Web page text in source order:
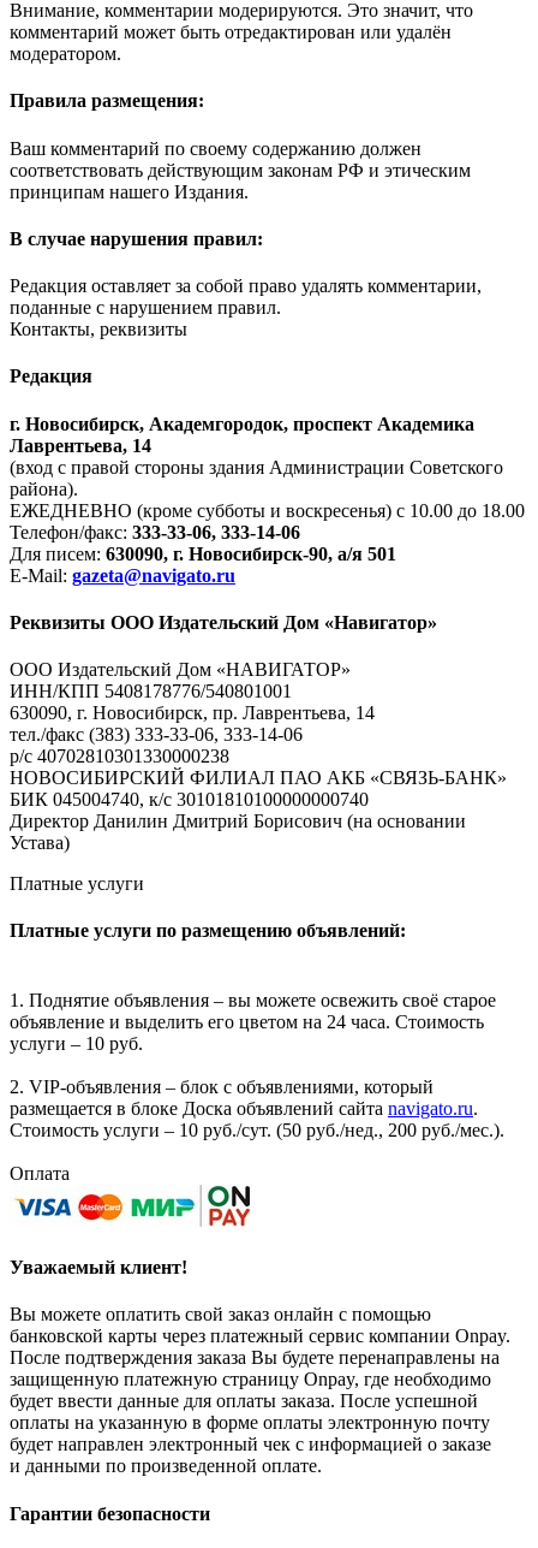
Внимание, комментарии модерируются. Это значит, что
комментарий может быть отредактирован или удалён
модератором.
Правила размещения:
Ваш комментарий по своему содержанию должен
соответствовать действующим законам РФ и этическим
принципам нашего Издания.
В случае нарушения правил:
Редакция оставляет за собой право удалять комментарии,
поданные с нарушением правил.
Контакты, реквизиты
Редакция
г. Новосибирск, Академгородок, проспект Академика
Лаврентьева, 14
(вход с правой стороны здания Администрации Советского
района).
ЕЖЕДНЕВНО (кроме субботы и воскресенья) с 10.00 до 18.00
Телефон/факс: 333-33-06, 333-14-06
Для писем: 630090, г. Новосибирск-90, а/я 501
E-Mail: gazeta@navigato.ru
Реквизиты ООО Издательский Дом «Навигатор»
ООО Издательский Дом «НАВИГАТОР»
ИНН/КПП 5408178776/540801001
630090, г. Новосибирск, пр. Лаврентьева, 14
тел./факс (383) 333-33-06, 333-14-06
р/с 40702810301330000238
НОВОСИБИРСКИЙ ФИЛИАЛ ПАО АКБ «СВЯЗЬ-БАНК»
БИК 045004740, к/с 30101810100000000740
Директор Данилин Дмитрий Борисович (на основании
Устава)
Платные услуги
Платные услуги по размещению объявлений:
1. Поднятие объявления – вы можете освежить своё старое
объявление и выделить его цветом на 24 часа. Стоимость
услуги – 10 руб.
2. VIP-объявления – блок с объявлениями, который
размещается в блоке Доска объявлений сайта navigato.ru.
Стоимость услуги – 10 руб./сут. (50 руб./нед., 200 руб./мес.).
Оплата
Уважаемый клиент!
Вы можете оплатить свой заказ онлайн с помощью
банковской карты через платежный сервис компании Onpay.
После подтверждения заказа Вы будете перенаправлены на
защищенную платежную страницу Onpay, где необходимо
будет ввести данные для оплаты заказа. После успешной
оплаты на указанную в форме оплаты электронную почту
будет направлен электронный чек с информацией о заказе
и данными по произведенной оплате.
Гарантии безопасности